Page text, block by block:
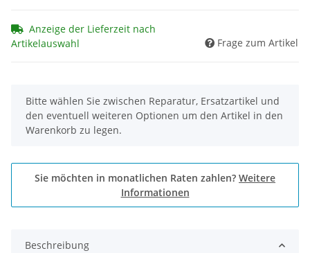
Anzeige der Lieferzeit nach
Artikelauswahl
Frage zum Artikel
x
Bitte wählen Sie zwischen Reparatur, Ersatzartikel und
den eventuell weiteren Optionen um den Artikel in den
Warenkorb zu legen.
Sie möchten in monatlichen Raten zahlen? Weitere
Informationen
Beschreibung